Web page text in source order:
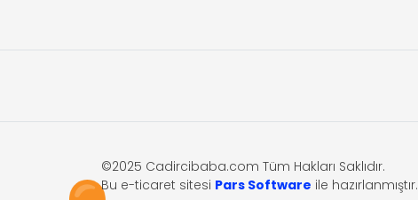
©2025 Cadircibaba.com Tüm Hakları Saklıdır.
Bu e-ticaret sitesi Pars Software ile hazırlanmıştır.